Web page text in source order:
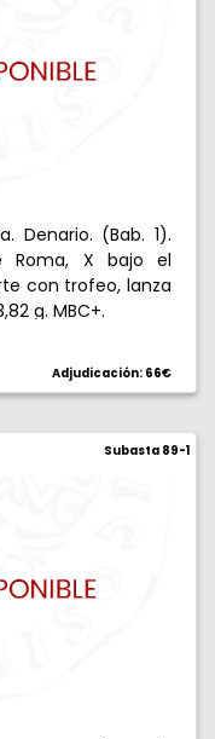
Denario. (Bab. 1).
Roma, X bajo el
con trofeo, lanza
g. MBC+.
Adjudicación: 66€
Subasta 89-1